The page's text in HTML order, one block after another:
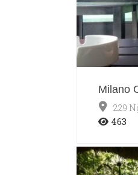
Milano
229
463